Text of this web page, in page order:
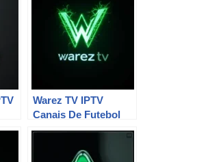
Warez TV IPTV
Canais De Futebol